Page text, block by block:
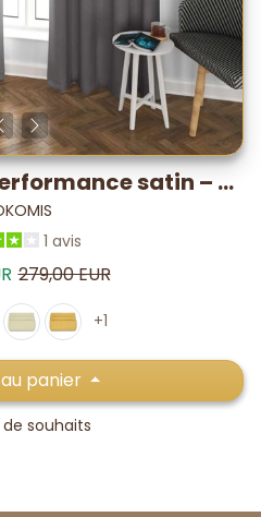
Rideau phonique Performance satin – -19,7 dB* / 5-7°C
1 avis
Prix habituel
279,00 EUR
+1
panier
de souhaits